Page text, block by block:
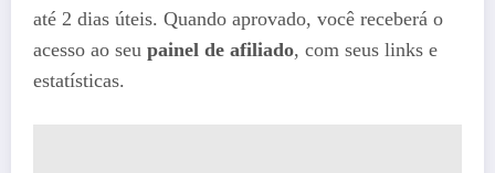
até 2 dias úteis. Quando aprovado, você receberá o
acesso ao seu painel de afiliado, com seus links e
estatísticas.